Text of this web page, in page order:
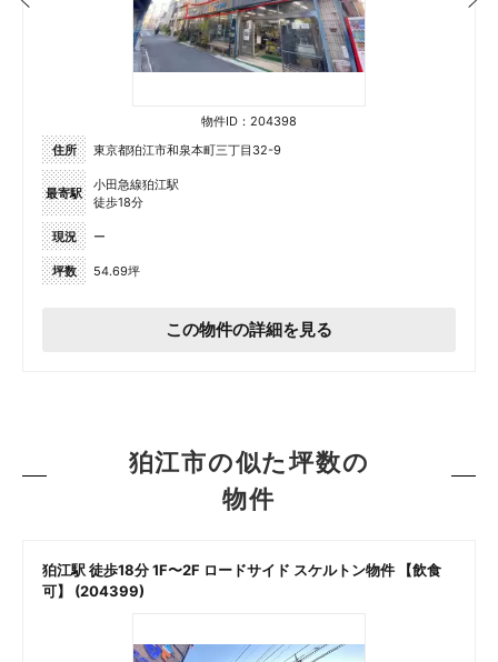
物件ID：204398
住所
東京都狛江市和泉本町三丁目32-9
最寄駅
小田急線狛江駅
徒歩18分
現況 ー
坪数 54.69坪
この物件の詳細を見る
狛江市の似た坪数の
物件
狛江駅 徒歩18分 1F〜2F ロードサイド スケルトン物件 【飲食
可】 (204399)